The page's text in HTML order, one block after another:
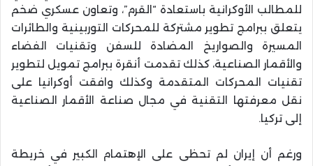
للمطالب الأوكرانية باستعادة “القرم”، وتعاون عسكري ضخم
يتعلق ببرامج تطوير مشتركة للمحركات التوربينية والطائرات
المسيرة والصواريخ المضادة للسفن وتقنيات الفضاء
والأقمار الصناعية، كذلك تقدمت أنقرة ببرامج تمويل لتطوير
تقنيات المحركات المتقدمة وكذلك وافقت أوكرانيا على
نقل معرفتها التقنية في مجال صناعة الأقمار الصناعية
إلى تركيا.
ورغم أن إيران لم تحظى على الإهتمام الكبير في خريطة